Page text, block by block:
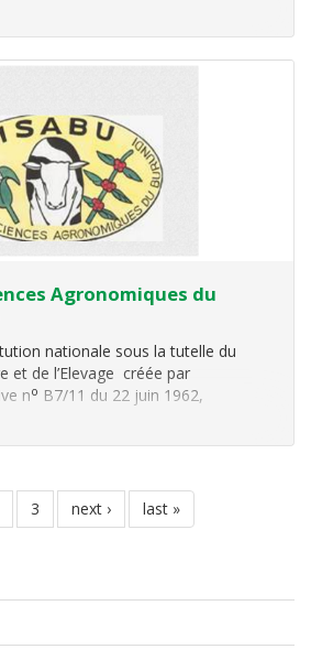
- E.D.
un avenir
et prospère
de citoyens engagés,
est agréée par l’Ordonnance
du 20 Octobre 2025. Inspirée par
Agronomiques du
nationale sous la tutelle du
et de l’Elevage créée par
no B7/11 du 22 juin 1962,
la recherche agricole afin de fournir
page
3
page
suivante
next ›
dernière
page
last »